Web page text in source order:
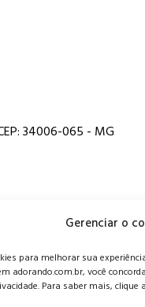
Gerenciar o
para melhorar sua
adorando.com.br, você
Para saber mais, clique
34006-065 - MG
privacidade.